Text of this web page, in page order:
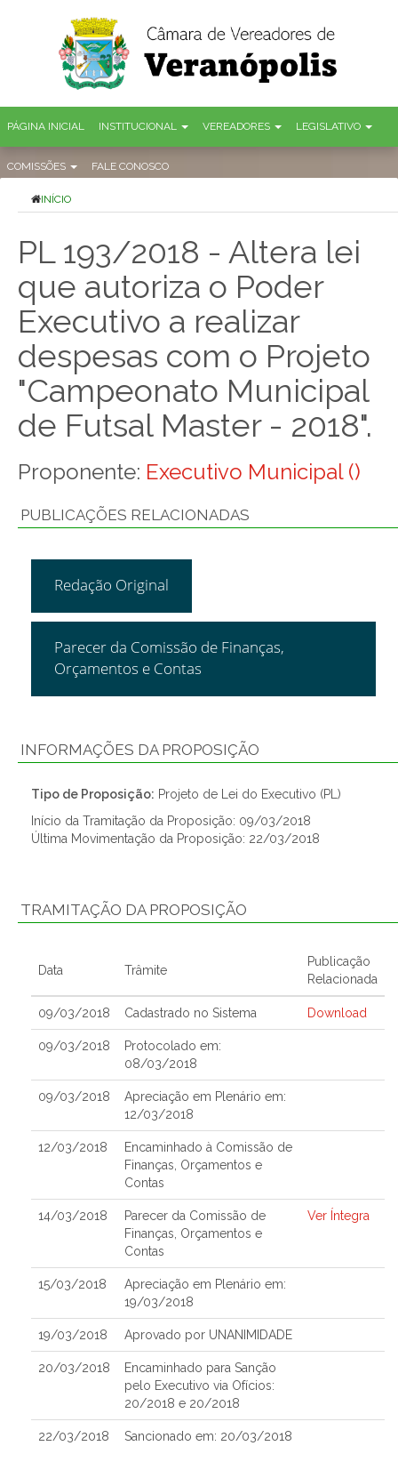
PÁGINA INICIAL INSTITUCIONAL VEREADORES LEGISLATIVO
COMISSÕES FALE CONOSCO
INÍCIO
PL 193/2018 - Altera lei
que autoriza o Poder
Executivo a realizar
despesas com o Projeto
"Campeonato Municipal
de Futsal Master - 2018".
Proponente: Executivo Municipal ()
PUBLICAÇÕES RELACIONADAS
Redação Original
Parecer da Comissão de Finanças,
Orçamentos e Contas
INFORMAÇÕES DA PROPOSIÇÃO
Tipo de Proposição: Projeto de Lei do Executivo (PL)
Início da Tramitação da Proposição: 09/03/2018
Última Movimentação da Proposição: 22/03/2018
TRAMITAÇÃO DA PROPOSIÇÃO
Data Trâmite
Publicação
Relacionada
09/03/2018 Cadastrado no Sistema Download
09/03/2018
Protocolado em:
08/03/2018
09/03/2018
Apreciação em Plenário em:
12/03/2018
12/03/2018
Encaminhado à Comissão de
Finanças, Orçamentos e
Contas
14/03/2018
Parecer da Comissão de
Finanças, Orçamentos e
Contas
Ver Íntegra
15/03/2018
Apreciação em Plenário em:
19/03/2018
19/03/2018 Aprovado por UNANIMIDADE
20/03/2018
Encaminhado para Sanção
pelo Executivo via Ofícios:
20/2018 e 20/2018
22/03/2018 Sancionado em: 20/03/2018